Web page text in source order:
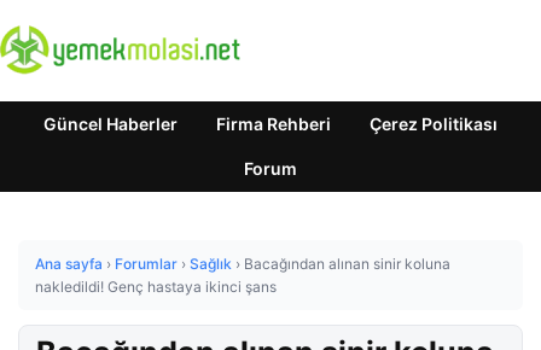
Güncel Haberler Firma Rehberi Çerez Politikası
Forum
Ana sayfa › Forumlar › Sağlık › Bacağından alınan sinir koluna
nakledildi! Genç hastaya ikinci şans